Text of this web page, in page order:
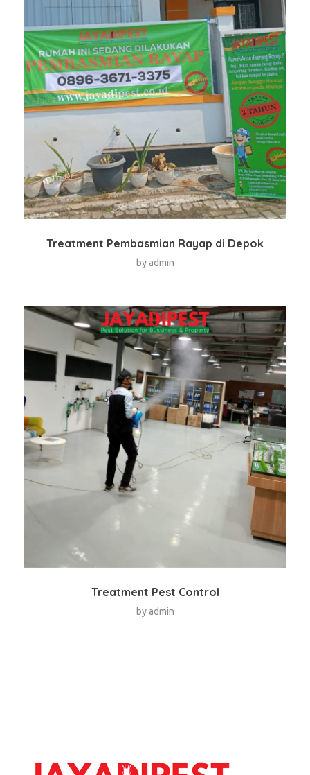
Treatment Pembasmian Rayap di Depok
by admin
Treatment Pest Control
by admin